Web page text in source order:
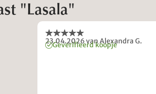
"Lasala"
23.04.2026van Alexandra G.
Geverifieerd koopje